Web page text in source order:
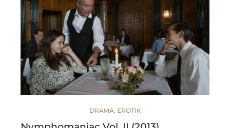
DRAMA, EROTIK